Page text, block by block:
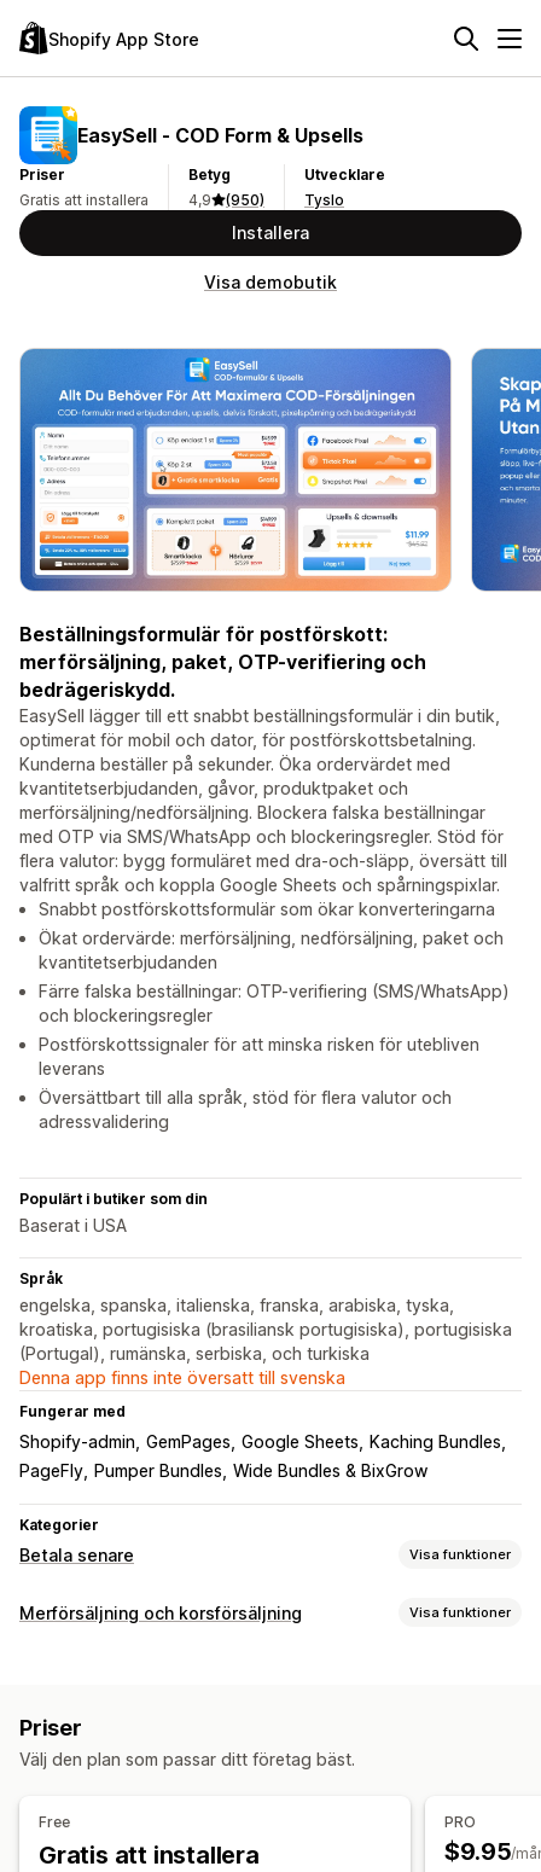
Shopify App Store
EasySell ‑ COD Form & Upsells
Priser
Gratis att installera
Betyg
4,9
(950)
Utvecklare
Tyslo
Installera
Visa demobutik
Beställningsformulär för postförskott:
merförsäljning, paket, OTP-verifiering och
bedrägeriskydd.
EasySell lägger till ett snabbt beställningsformulär i din butik,
optimerat för mobil och dator, för postförskottsbetalning.
Kunderna beställer på sekunder. Öka ordervärdet med
kvantitetserbjudanden, gåvor, produktpaket och
merförsäljning/nedförsäljning. Blockera falska beställningar
med OTP via SMS/WhatsApp och blockeringsregler. Stöd för
flera valutor: bygg formuläret med dra-och-släpp, översätt till
valfritt språk och koppla Google Sheets och spårningspixlar.
Snabbt postförskottsformulär som ökar konverteringarna
Ökat ordervärde: merförsäljning, nedförsäljning, paket och
kvantitetserbjudanden
Färre falska beställningar: OTP-verifiering (SMS/WhatsApp)
och blockeringsregler
Postförskottssignaler för att minska risken för utebliven
leverans
Översättbart till alla språk, stöd för flera valutor och
adressvalidering
Populärt i butiker som din
Baserat i USA
Språk
engelska, spanska, italienska, franska, arabiska, tyska,
kroatiska, portugisiska (brasiliansk portugisiska), portugisiska
(Portugal), rumänska, serbiska, och turkiska
Denna app finns inte översatt till svenska
Fungerar med
Shopify-admin GemPages Google Sheets
Kaching Bundles
PageFly
Pumper Bundles Wide Bundles & BixGrow
Kategorier
Betala senare Visa funktioner
Hantering av betalning vid leverans
Orderexport
Dra och släpp-redigerare
Teckensnitt och färger
Anpassade knappar
Merförsäljning och korsförsäljning Visa funktioner
Merförsäljning på produktsidan
Merförsäljning på tacksidor Tillägg på ett klick
Anpassad CSS
Dra och släpp-redigerare
Flera valutor Flera språk
Priser
Välj den plan som passar ditt företag bäst.
Free
Gratis att installera
PRO
$9.95/